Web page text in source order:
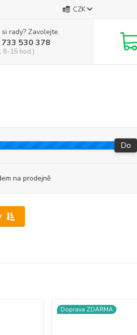
CZK
rady? Zavolejte.
530 378
8-15 hod.)
Do
na prodejně
Doprava ZDARMA